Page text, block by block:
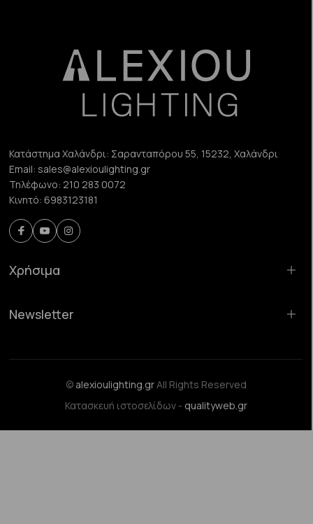
Κατάστημα Χαλάνδρι: Σαρανταπόρου 55, 15232, Χαλάνδρι
Email: sales@alexioulighting.gr
Τηλέφωνο: 210 283 0072
Κινητό: 6983123181
Χρήσιμα
Newsletter
© alexioulighting.grAll Rights Reserved
Κατασκευή ιστοσελίδων - qualityweb.gr